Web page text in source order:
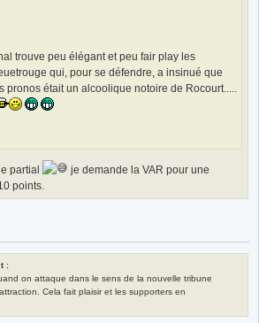
trouve peu élégant et peu fair play les
qui, pour se défendre, a insinué que
pronos était un alcoolique notoire de Rocourt.....
partial
je demande la VAR pour une
points.
:
on attaque dans le sens de la nouvelle tribune
Cela fait plaisir et les supporters en